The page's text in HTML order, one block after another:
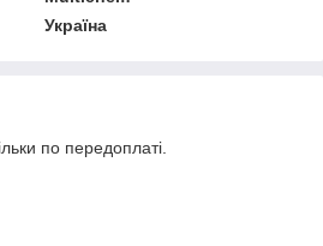
Україна
по передоплаті.